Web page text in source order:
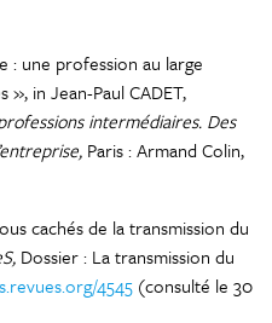
: une profession au large
in Jean-Paul CADET,
intermédiaires. Des
Paris : Armand Colin,
cachés de la transmission du
Dossier : La transmission du
4545 (consulté le 30